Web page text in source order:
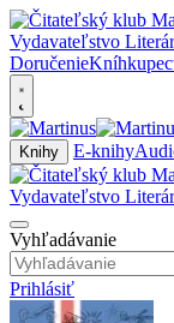
Doručenie
Knihy E-knihy
Vyhľadávanie
Prihlásiť